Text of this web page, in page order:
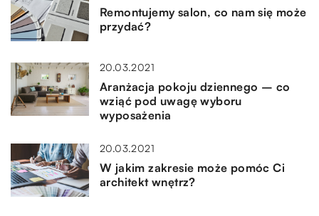
Remontujemy salon, co nam się może
przydać?
20.03.2021
Aranżacja pokoju dziennego – co
wziąć pod uwagę wyboru
wyposażenia
20.03.2021
W jakim zakresie może pomóc Ci
architekt wnętrz?